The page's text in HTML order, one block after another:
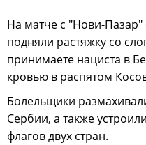
На матче с "Нови-
подняли растяжку со
принимаете нациста в
кровью в распятом
Болельщики
Сербии, а также
флагов двух стран.